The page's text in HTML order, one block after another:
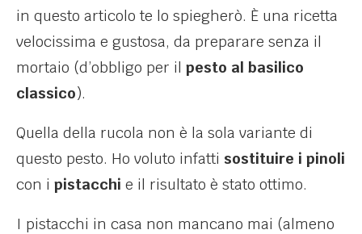
in questo articolo te lo spiegherò. È una ricetta
velocissima e gustosa, da preparare senza il
mortaio (d’obbligo per il pesto al basilico
classico).
Quella della rucola non è la sola variante di
questo pesto. Ho voluto infatti sostituire i pinoli
con i pistacchi e il risultato è stato ottimo.
I pistacchi in casa non mancano mai (almeno